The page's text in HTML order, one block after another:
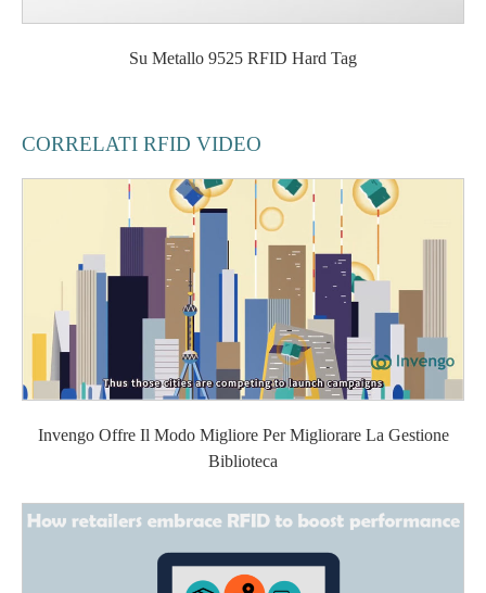
Su Metallo 9525 RFID Hard Tag
CORRELATI RFID VIDEO
Invengo Offre Il Modo Migliore Per Migliorare La Gestione
Biblioteca